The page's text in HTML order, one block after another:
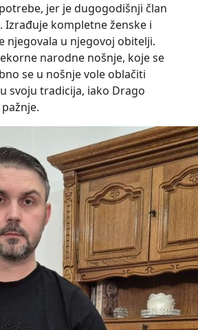
jer je dugogodišnji član
Izrađuje kompletne ženske i
njegovala u njegovoj obitelji.
narodne nošnje, koje se
se u nošnje vole oblačiti
svoju tradicija, iako Drago